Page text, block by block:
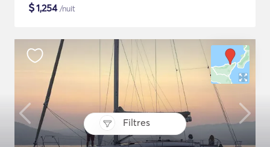
Filtres
$1,254/nuit